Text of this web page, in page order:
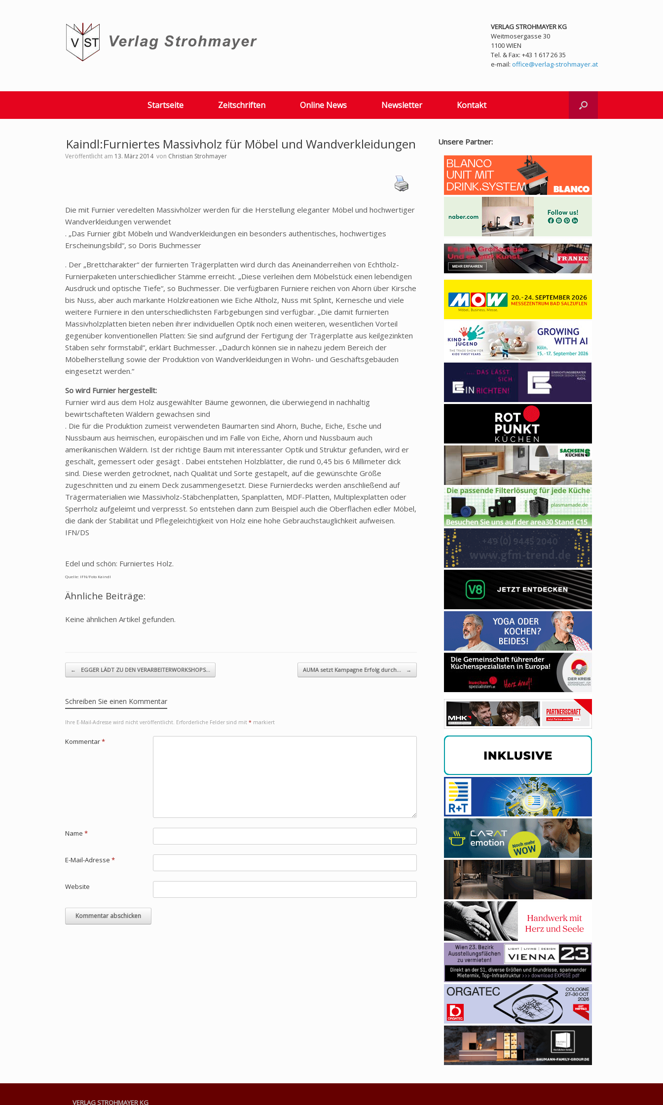
VERLAG STROHMAYER KG
Weitmosergasse 30
1100 WIEN
Tel. & Fax: +43 1 617 26 35
e-mail: office@verlag-strohmayer.at
Startseite Zeitschriften Online News Newsletter Kontakt
Kaindl:Furniertes Massivholz für Möbel und Wandverkleidungen
Veröffentlicht am 13. März 2014 von Christian Strohmayer
Die mit Furnier veredelten Massivhölzer werden für die Herstellung eleganter Möbel und hochwertiger
Wandverkleidungen verwendet
. „Das Furnier gibt Möbeln und Wandverkleidungen ein besonders authentisches, hochwertiges
Erscheinungsbild“, so Doris Buchmesser
. Der „Brettcharakter“ der furnierten Trägerplatten wird durch das Aneinanderreihen von Echtholz-
Furnierpaketen unterschiedlicher Stämme erreicht. „Diese verleihen dem Möbelstück einen lebendigen
Ausdruck und optische Tiefe“, so Buchmesser. Die verfügbaren Furniere reichen von Ahorn über Kirsche
bis Nuss, aber auch markante Holzkreationen wie Eiche Altholz, Nuss mit Splint, Kernesche und viele
weitere Furniere in den unterschiedlichsten Farbgebungen sind verfügbar. „Die damit furnierten
Massivholzplatten bieten neben ihrer individuellen Optik noch einen weiteren, wesentlichen Vorteil
gegenüber konventionellen Platten: Sie sind aufgrund der Fertigung der Trägerplatte aus keilgezinkten
Stäben sehr formstabil“, erklärt Buchmesser. „Dadurch können sie in nahezu jedem Bereich der
Möbelherstellung sowie der Produktion von Wandverkleidungen in Wohn- und Geschäftsgebäuden
eingesetzt werden.“
So wird Furnier hergestellt:
Furnier wird aus dem Holz ausgewählter Bäume gewonnen, die überwiegend in nachhaltig
bewirtschafteten Wäldern gewachsen sind
. Die für die Produktion zumeist verwendeten Baumarten sind Ahorn, Buche, Eiche, Esche und
Nussbaum aus heimischen, europäischen und im Falle von Eiche, Ahorn und Nussbaum auch
amerikanischen Wäldern. Ist der richtige Baum mit interessanter Optik und Struktur gefunden, wird er
geschält, gemessert oder gesägt . Dabei entstehen Holzblätter, die rund 0,45 bis 6 Millimeter dick
sind. Diese werden getrocknet, nach Qualität und Sorte gestapelt, auf die gewünschte Größe
zugeschnitten und zu einem Deck zusammengesetzt. Diese Furnierdecks werden anschließend auf
Trägermaterialien wie Massivholz-Stäbchenplatten, Spanplatten, MDF-Platten, Multiplexplatten oder
Sperrholz aufgeleimt und verpresst. So entstehen dann zum Beispiel auch die Oberflächen edler Möbel,
die dank der Stabilität und Pflegeleichtigkeit von Holz eine hohe Gebrauchstauglichkeit aufweisen.
IFN/DS
Edel und schön: Furniertes Holz.
Quelle: IFN/Foto Kaindl
Ähnliche Beiträge:
Keine ähnlichen Artikel gefunden.
Beitragsnavigation
← EGGER LÄDT ZU DEN VERARBEITERWORKSHOPS… AUMA setzt Kampagne Erfolg durch… →
Schreiben Sie einen Kommentar
Ihre E-Mail-Adresse wird nicht veröffentlicht. Erforderliche Felder sind mit * markiert
Kommentar*
Name *
E-Mail-Adresse *
Website
Unsere Partner:
VERLAG STROHMAYER KG